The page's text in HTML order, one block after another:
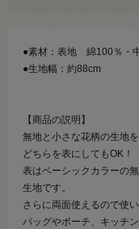
●素材：表地 綿100％・
●生地幅：約88cm
【商品の説明】
無地と小さな花柄の生地
どちらを表にしてもOK！
表はベーシックカラーの
生地です。
さらに両面使えるので使
バッグやポーチ、キッチ